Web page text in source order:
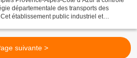
départementale des transports des
établissement public industriel et
suivante >